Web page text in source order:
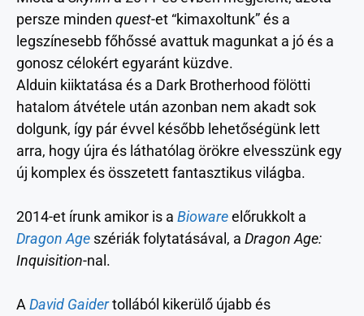
persze minden quest-et “kimaxoltunk” és a
legszínesebb főhőssé avattuk magunkat a jó és a
gonosz célokért egyaránt küzdve.
Alduin kiiktatása és a Dark Brotherhood fölötti
hatalom átvétele után azonban nem akadt sok
dolgunk, így pár évvel később lehetőségünk lett
arra, hogy újra és láthatólag örökre elvesszünk egy
új komplex és összetett fantasztikus világba.
2014-et írunk amikor is a Biowareelőrukkolt a
Dragon Age szériák folytatásával, a Dragon Age:
Inquisition-nal.
A David Gaidertollából kikerülő újabb és